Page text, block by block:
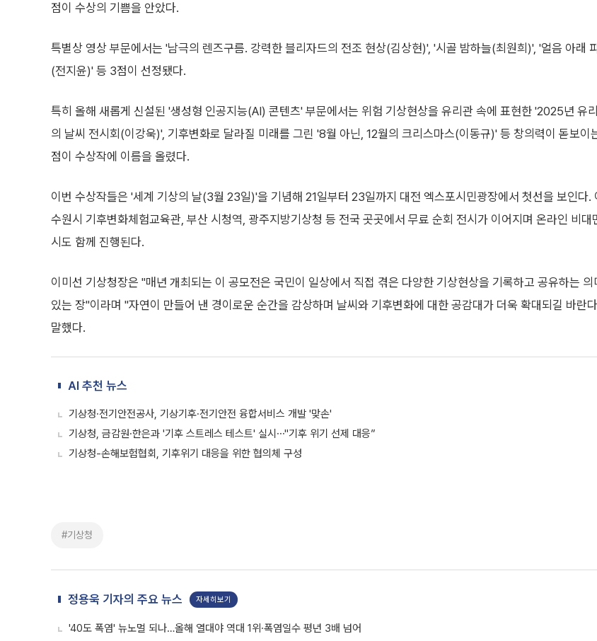
점이 수상의 기쁨을 안았다.
특별상 영상 부문에서는 '남극의 렌즈구름. 강력한 블리자드의 전조 현상(김상현)', '시골 밤하늘(최원희)', '얼음 아래
(전지윤)' 등 3점이 선정됐다.
특히 올해 새롭게 신설된 '생성형 인공지능(AI) 콘텐츠' 부문에서는 위험 기상현상을 유리관 속에 표현한 '2025년 유
의 날씨 전시회(이강욱)', 기후변화로 달라질 미래를 그린 '8월 아닌, 12월의 크리스마스(이동규)' 등 창의력이 돋보이
점이 수상작에 이름을 올렸다.
이번 수상작들은 '세계 기상의 날(3월 23일)'을 기념해 21일부터 23일까지 대전 엑스포시민광장에서 첫선을 보인다.
수원시 기후변화체험교육관, 부산 시청역, 광주지방기상청 등 전국 곳곳에서 무료 순회 전시가 이어지며 온라인 비대
시도 함께 진행된다.
이미선 기상청장은 "매년 개최되는 이 공모전은 국민이 일상에서 직접 겪은 다양한 기상현상을 기록하고 공유하는 의
있는 장"이라며 "자연이 만들어 낸 경이로운 순간을 감상하며 날씨와 기후변화에 대한 공감대가 더욱 확대되길 바란
말했다.
AI 추천 뉴스
기상청·전기안전공사, 기상기후·전기안전 융합서비스 개발 '맞손'
기상청, 금감원·한은과 '기후 스트레스 테스트' 실시⋯"기후 위기 선제 대응”
기상청-손해보험협회, 기후위기 대응을 위한 협의체 구성
#기상청
정용욱 기자의 주요 뉴스 자세히보기
'40도 폭염' 뉴노멀 되나…올해 열대야 역대 1위·폭염일수 평년 3배 넘어